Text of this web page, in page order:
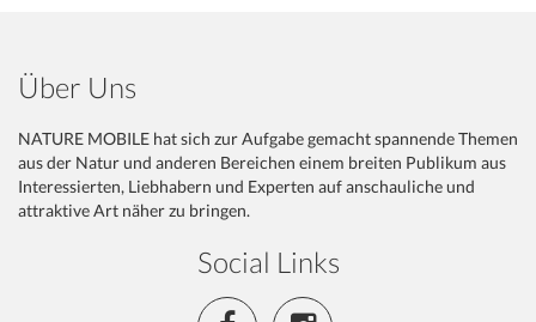
Über Uns
NATURE MOBILE hat sich zur Aufgabe gemacht spannende Themen
aus der Natur und anderen Bereichen einem breiten Publikum aus
Interessierten, Liebhabern und Experten auf anschauliche und
attraktive Art näher zu bringen.
Social Links